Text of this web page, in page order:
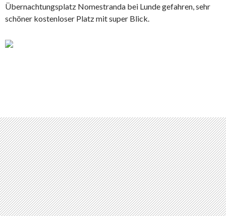
Übernachtungsplatz Nomestranda bei Lunde gefahren, sehr
schöner kostenloser Platz mit super Blick.